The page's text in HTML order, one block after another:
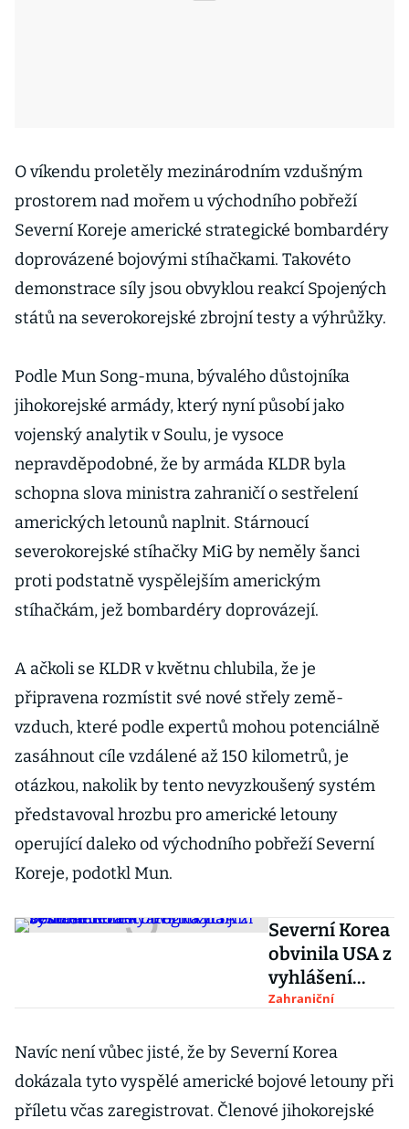
O víkendu proletěly mezinárodním vzdušným
prostorem nad mořem u východního pobřeží
Severní Koreje americké strategické bombardéry
doprovázené bojovými stíhačkami. Takovéto
demonstrace síly jsou obvyklou reakcí Spojených
států na severokorejské zbrojní testy a výhrůžky.
Podle Mun Song-muna, bývalého důstojníka
jihokorejské armády, který nyní působí jako
vojenský analytik v Soulu, je vysoce
nepravděpodobné, že by armáda KLDR byla
schopna slova ministra zahraničí o sestřelení
amerických letounů naplnit. Stárnoucí
severokorejské stíhačky MiG by neměly šanci
proti podstatně vyspělejším americkým
stíhačkám, jež bombardéry doprovázejí.
A ačkoli se KLDR v květnu chlubila, že je
připravena rozmístit své nové střely země-
vzduch, které podle expertů mohou potenciálně
zasáhnout cíle vzdálené až 150 kilometrů, je
otázkou, nakolik by tento nevyzkoušený systém
představoval hrozbu pro americké letouny
operující daleko od východního pobřeží Severní
Koreje, podotkl Mun.
Severní Korea
obvinila USA z
vyhlášení
války.
sestřelením
strategických
bombardérů
Zahraniční
Navíc není vůbec jisté, že by Severní Korea
dokázala tyto vyspělé americké bojové letouny při
příletu včas zaregistrovat. Členové jihokorejské